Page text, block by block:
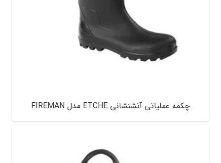
چکمه عملیاتی آتشنشانی ETCHE مدل FIREMAN